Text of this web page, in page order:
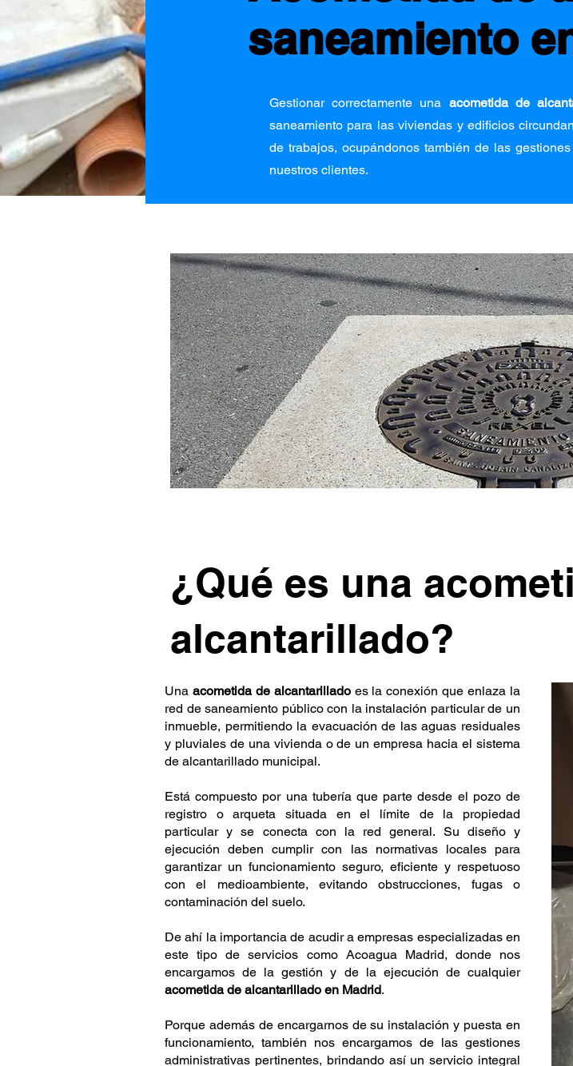
saneamiento
Gestionar correctamente una acometida de
saneamiento para las viviendas y edificios
de trabajos, ocupándonos también de las
nuestros clientes.
¿Qué es una
alcantarillado?
Una acometida de alcantarilladoes la conexión que enlaza la
red de saneamiento público con la instalación particular de un
inmueble, permitiendo la evacuación de las aguas residuales
y pluviales de una vivienda o de un empresa hacia el sistema
de alcantarillado municipal.
Está compuesto por una tubería que parte desde el pozo de
registro o arqueta situada en el límite de la propiedad
particular y se conecta con la red general. Su diseño y
ejecución deben cumplir con las normativas locales para
garantizar un funcionamiento seguro, eficiente y respetuoso
con el medioambiente, evitando obstrucciones, fugas o
contaminación del suelo.
De ahí la importancia de acudir a empresas especializadas en
este tipo de servicios como Acoagua Madrid, donde nos
encargamos de la gestión y de la ejecución de cualquier
acometida de alcantarillado en Madrid.
Porque además de encargarnos de su instalación y puesta en
funcionamiento, también nos encargamos de las gestiones
administrativas pertinentes, brindando así un servicio integral